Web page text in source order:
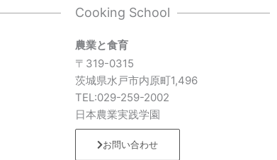
Cooking School
農業と食育
〒319-0315
茨城県水戸市内原町1,496
TEL:029-259-2002
日本農業実践学園
お問い合わせ